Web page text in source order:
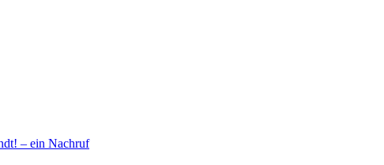
– ein Nachruf